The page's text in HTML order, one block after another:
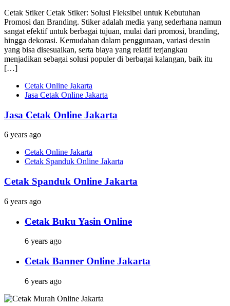
Cetak Stiker Cetak Stiker: Solusi Fleksibel untuk Kebutuhan
Promosi dan Branding. Stiker adalah media yang sederhana namun
sangat efektif untuk berbagai tujuan, mulai dari promosi, branding,
hingga dekorasi. Kemudahan dalam penggunaan, variasi desain
yang bisa disesuaikan, serta biaya yang relatif terjangkau
menjadikan sebagai solusi populer di berbagai kalangan, baik itu
[…]
Cetak Online Jakarta
Jasa Cetak Online Jakarta
Jasa Cetak Online Jakarta
6 years ago
Cetak Online Jakarta
Cetak Spanduk Online Jakarta
Cetak Spanduk Online Jakarta
6 years ago
Cetak Buku Yasin Online
6 years ago
Cetak Banner Online Jakarta
6 years ago